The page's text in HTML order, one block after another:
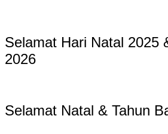
Selamat Hari Natal 2025
2026
Selamat Natal & Tahun